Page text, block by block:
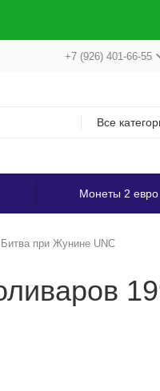
+7 (926) 401-66-55
Все
Монеты 2 евро
при Жунине UNC